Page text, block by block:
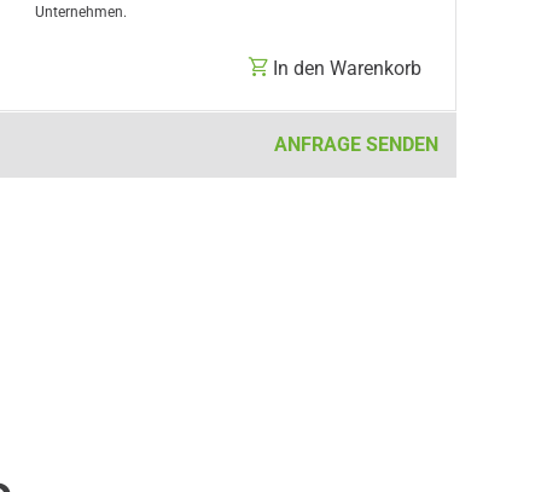
Unternehmen.
In den Warenkorb
ANFRAGE SENDEN